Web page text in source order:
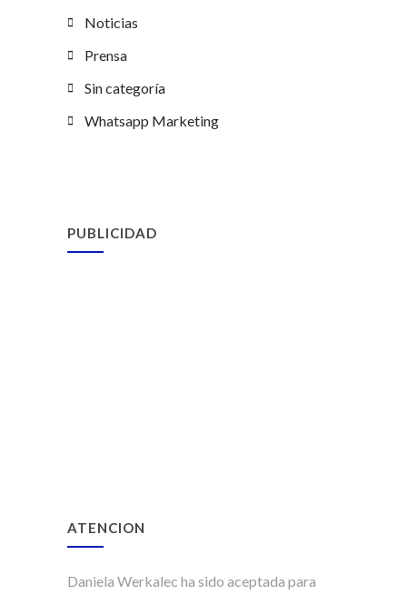
Noticias
Prensa
Sin categoría
Whatsapp Marketing
PUBLICIDAD
ATENCION
Daniela Werkalec ha sido aceptada para